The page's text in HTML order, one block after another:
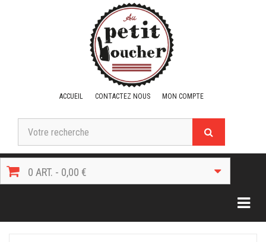
ACCUEIL CONTACTEZ NOUS MON COMPTE
0 ART. - 0,00 €